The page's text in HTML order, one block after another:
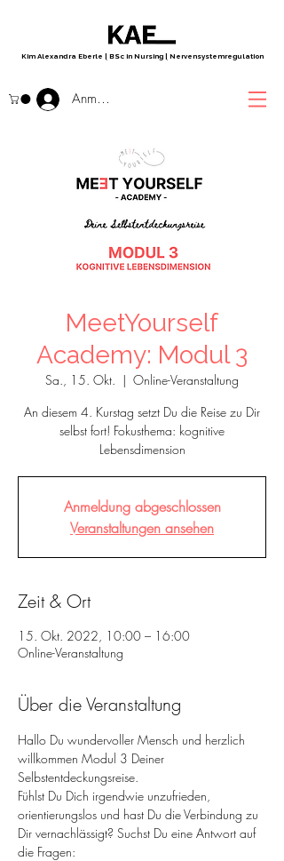
Kim Alexandra Eberle | BSc in Nursing | Nervensystemregulation
Anmelden
MeetYourself
Academy: Modul 3
Sa., 15. Okt.
  |
Online-Veranstaltung
An diesem 4. Kurstag setzt Du die Reise zu Dir
selbst fort! Fokusthema: kognitive
Anmeldung abgeschlossen
Veranstaltungen ansehen
Zeit & Ort
15. Okt. 2022, 10:00 – 16:00
Online-Veranstaltung
Über die Veranstaltung
Hallo Du wundervoller Mensch und herzlich
willkommen Modul 3 Deiner
Selbstentdeckungsreise.
Fühlst Du Dich irgendwie unzufrieden,
orientierungslos und hast Du die Verbindung zu
Dir vernachlässigt? Suchst Du eine Antwort auf
die Fragen: